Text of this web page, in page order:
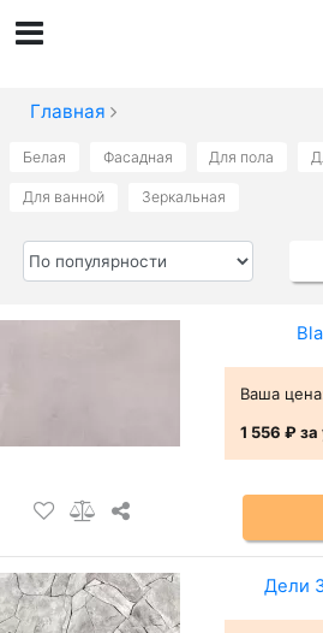
Главная
Белая Фасадная Для пола
Для ванной Зеркальная
Ваша
1 556 ₽за
Дели